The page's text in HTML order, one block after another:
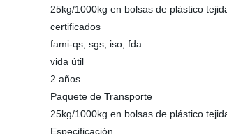
25kg/1000kg en bolsas de plástico
certificados
fami-qs, sgs, iso, fda
vida útil
2 años
Paquete de Transporte
25kg/1000kg en bolsas de plástico
Especificación